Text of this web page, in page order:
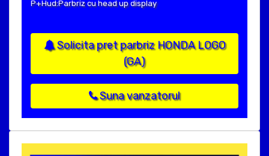
P+Hud:Parbriz cu head up display
Solicita pret parbriz HONDA LOGO
(GA)
Suna vanzatorul